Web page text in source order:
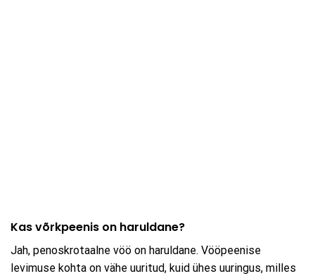
Kas võrkpeenis on haruldane?
Jah, penoskrotaalne vöö on haruldane. Vööpeenise
levimuse kohta on vähe uuritud, kuid ühes uuringus, milles